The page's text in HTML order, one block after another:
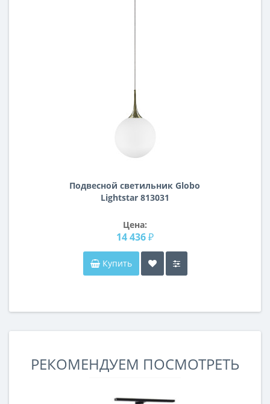
Подвесной светильник Globo
Lightstar 813031
Цена:
14 436 ₽
Купить
РЕКОМЕНДУЕМ ПОСМОТРЕТЬ